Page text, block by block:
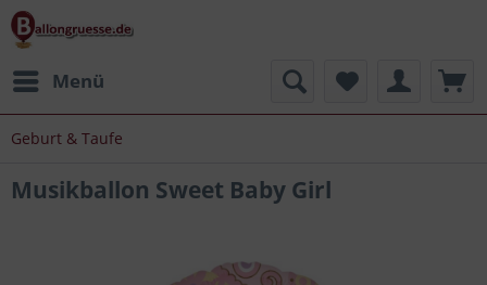
Menü
Geburt & Taufe
Musikballon Sweet Baby Girl